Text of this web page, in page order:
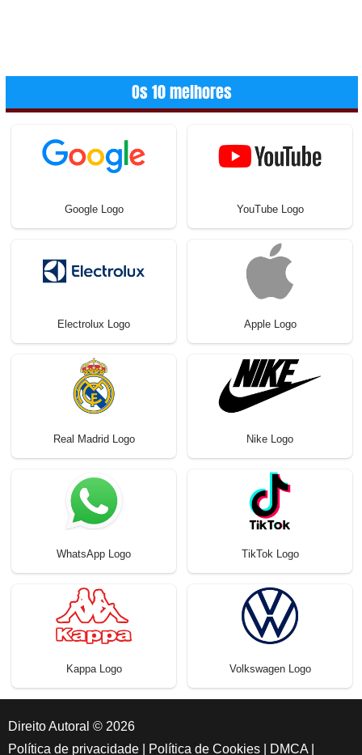
Os 10 melhores
Google Logo YouTube Logo
Electrolux Logo Apple Logo
Real Madrid Logo Nike Logo
WhatsApp Logo TikTok Logo
Kappa Logo Volkswagen Logo
Direito Autoral © 2026
Política de privacidade
Política de Cookies DMCA